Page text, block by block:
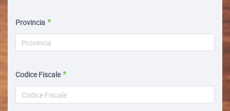
Provincia
Codice Fiscale